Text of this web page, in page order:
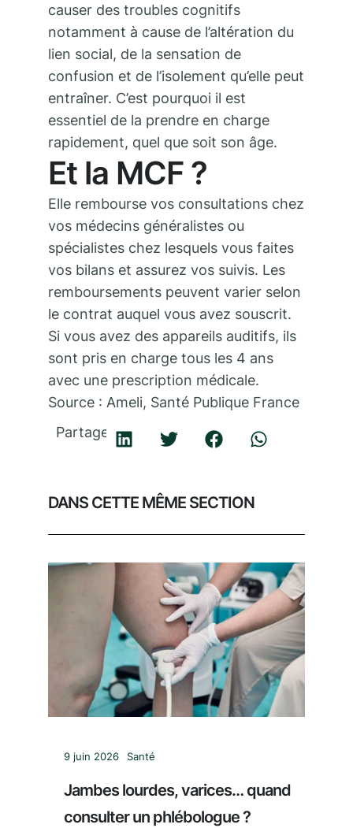
causer des troubles cognitifs
notamment à cause de l’altération du
lien social, de la sensation de
confusion et de l’isolement qu’elle peut
entraîner. C’est pourquoi il est
essentiel de la prendre en charge
rapidement, quel que soit son âge.
Et la MCF ?
Elle rembourse vos consultations chez
vos médecins généralistes ou
spécialistes chez lesquels vous faites
vos bilans et assurez vos suivis. Les
remboursements peuvent varier selon
le contrat auquel vous avez souscrit.
Si vous avez des appareils auditifs, ils
sont pris en charge tous les 4 ans
avec une prescription médicale.
Source : Ameli, Santé Publique France
Partager
DANS CETTE MÊME SECTION
9 juin 2026 Santé
Jambes lourdes, varices… quand
consulter un phlébologue ?